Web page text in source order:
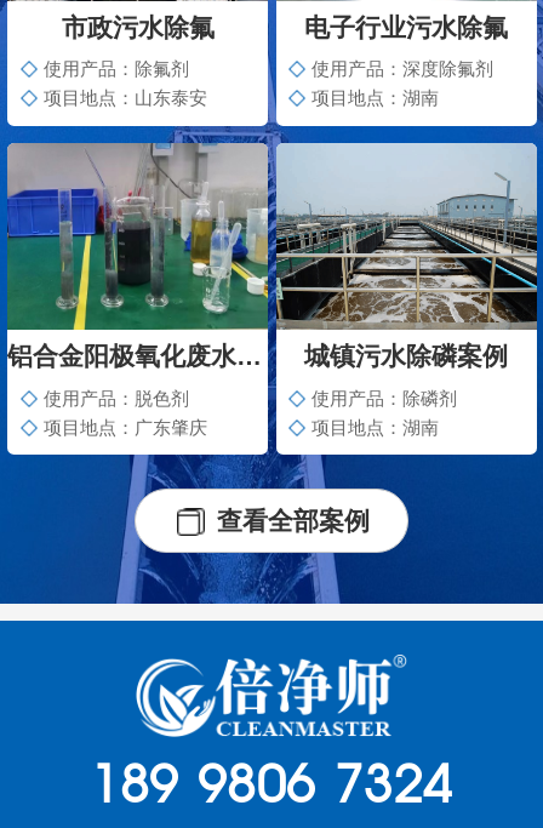
市政污水除氟
使用产品：除氟剂
项目地点：山东泰安
电子行业污水除氟
使用产品：深度除氟剂
项目地点：湖南
铝合金阳极氧化废水脱色案例
使用产品：脱色剂
项目地点：广东肇庆
城镇污水除磷案例
使用产品：除磷剂
项目地点：湖南
查看全部案例
189 9806 7324